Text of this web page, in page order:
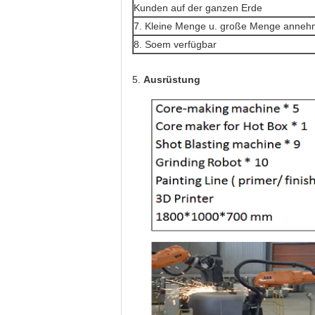
Kunden auf der ganzen Erde
7. Kleine Menge u. große Menge
8. Soem verfügbar
5. Ausrüstung